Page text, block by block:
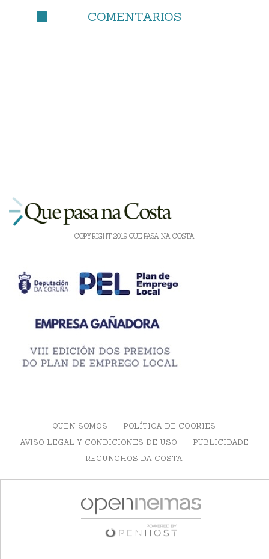
COMENTARIOS
COPYRIGHT 2019 QUE PASA NA COSTA
QUEN SOMOS
POLÍTICA DE COOKIES
AVISO LEGAL Y CONDICIONES DE USO
PUBLICIDADE
RECUNCHOS DA COSTA